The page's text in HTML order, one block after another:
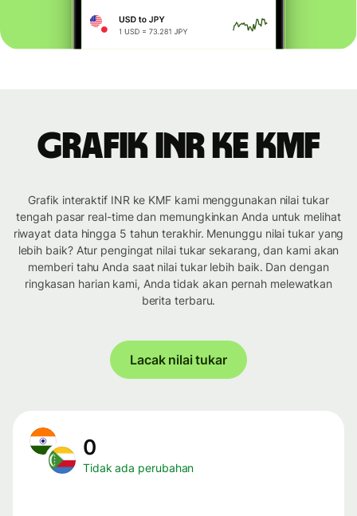
Grafik INR ke KMF
Grafik interaktif INR ke KMF kami menggunakan nilai tukar
tengah pasar real-time dan memungkinkan Anda untuk melihat
riwayat data hingga 5 tahun terakhir. Menunggu nilai tukar yang
lebih baik? Atur pengingat nilai tukar sekarang, dan kami akan
memberi tahu Anda saat nilai tukar lebih baik. Dan dengan
ringkasan harian kami, Anda tidak akan pernah melewatkan
berita terbaru.
Lacak nilai tukar
0
Tidak ada perubahan